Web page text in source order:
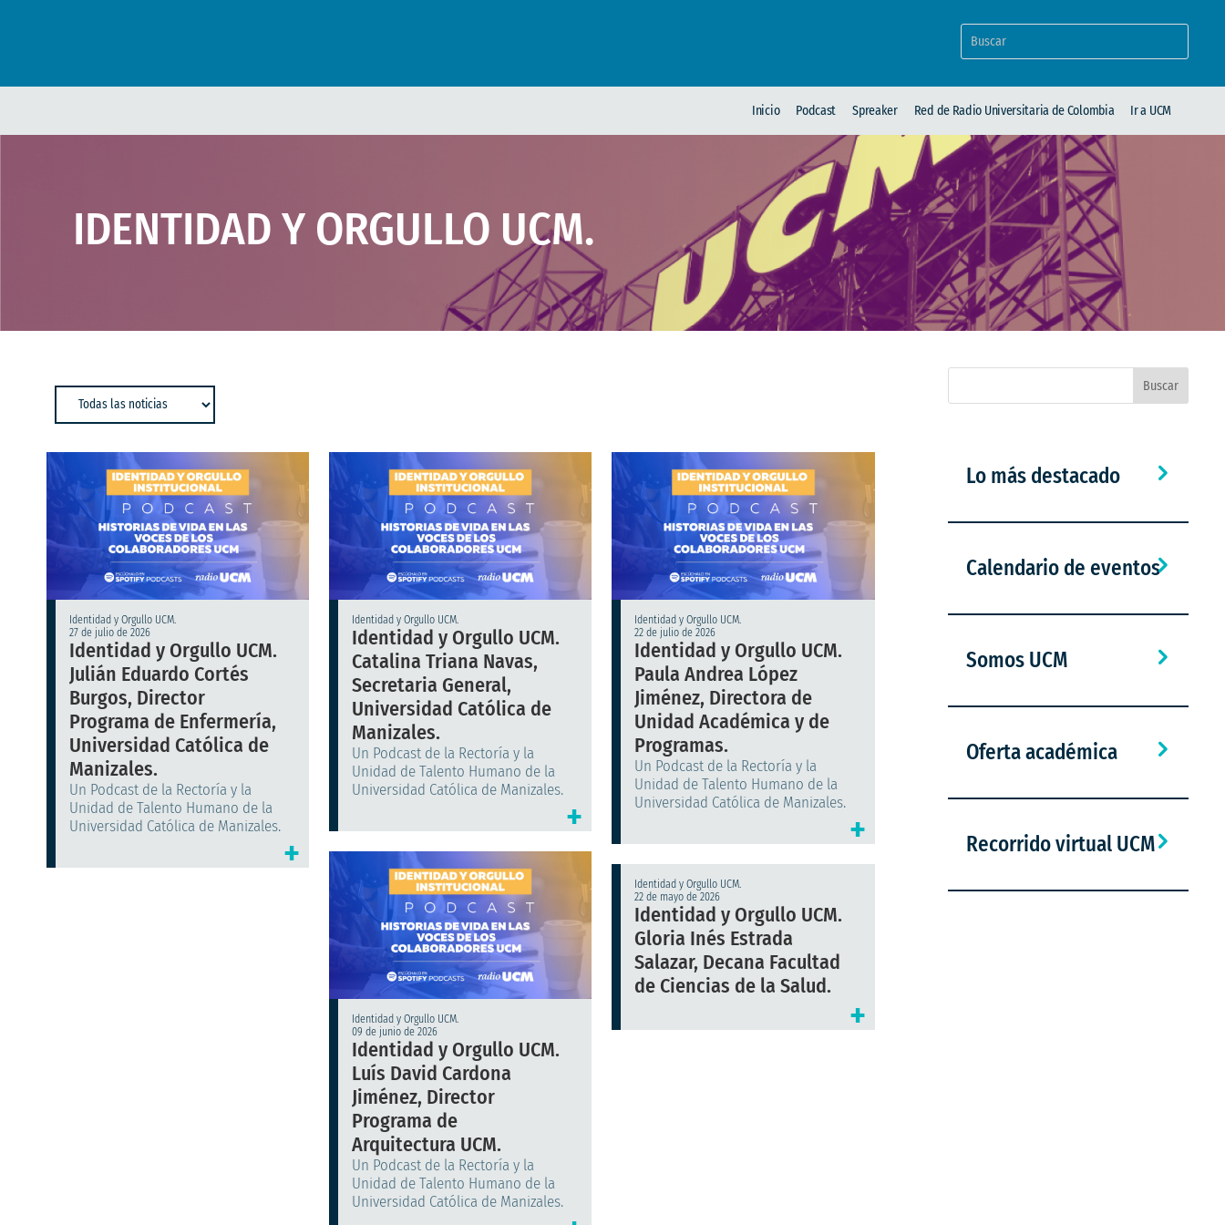
Inicio Podcast Spreaker Red de Radio Universitaria de Colombia Ir a UCM
IDENTIDAD Y ORGULLO UCM.
Identidad y Orgullo UCM.
27 de julio de 2026
Identidad y Orgullo UCM.
Julián Eduardo Cortés
Burgos, Director
Programa de Enfermería,
Universidad Católica de
Manizales.
Un Podcast de la Rectoría y la
Unidad de Talento Humano de la
Universidad Católica de Manizales.
+
Identidad y Orgullo UCM.
Identidad y Orgullo UCM.
Catalina Triana Navas,
Secretaria General,
Universidad Católica de
Manizales.
Un Podcast de la Rectoría y la
Unidad de Talento Humano de la
Universidad Católica de Manizales.
+
Identidad y Orgullo UCM.
22 de julio de 2026
Identidad y Orgullo UCM.
Paula Andrea López
Jiménez, Directora de
Unidad Académica y de
Programas.
Un Podcast de la Rectoría y la
Unidad de Talento Humano de la
Universidad Católica de Manizales.
+
Identidad y Orgullo UCM.
09 de junio de 2026
Identidad y Orgullo UCM.
Luís David Cardona
Jiménez, Director
Programa de
Arquitectura UCM.
Un Podcast de la Rectoría y la
Unidad de Talento Humano de la
Universidad Católica de Manizales.
Identidad y Orgullo UCM.
22 de mayo de 2026
Identidad y Orgullo UCM.
Gloria Inés Estrada
Salazar, Decana Facultad
de Ciencias de la Salud.
+
Buscar
Lo más destacado
Calendario de eventos
Somos UCM
Oferta académica
Recorrido virtual UCM